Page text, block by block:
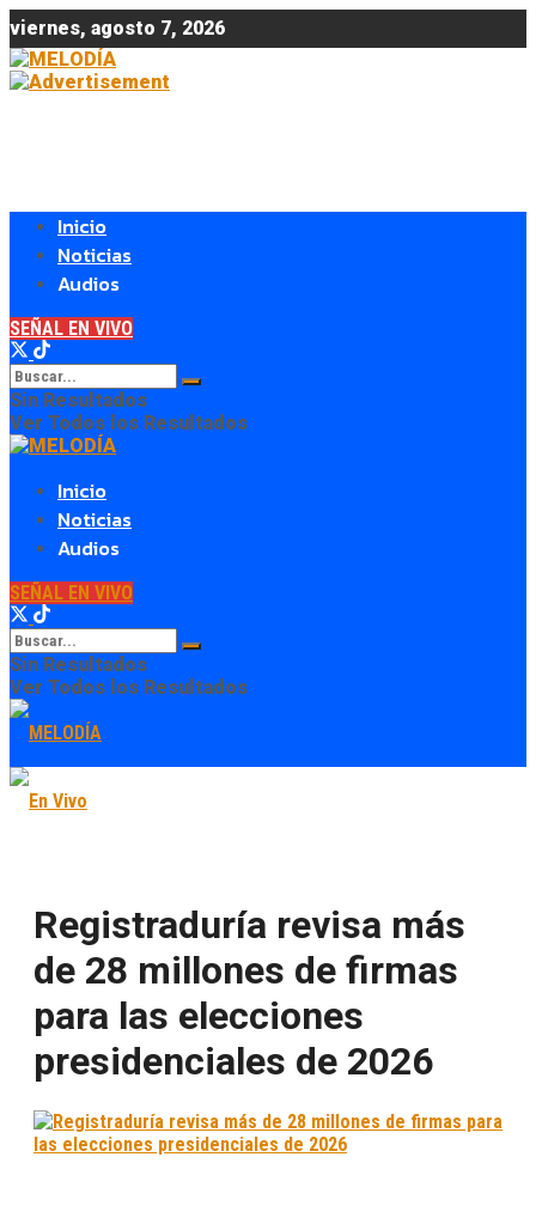
viernes, agosto 7, 2026
Inicio
Noticias
Audios
SEÑAL EN VIVO
Sin Resultados
Ver Todos los Resultados
Inicio
Noticias
Audios
SEÑAL EN VIVO
Sin Resultados
Ver Todos los Resultados
Registraduría revisa más
de 28 millones de firmas
para las elecciones
presidenciales de 2026